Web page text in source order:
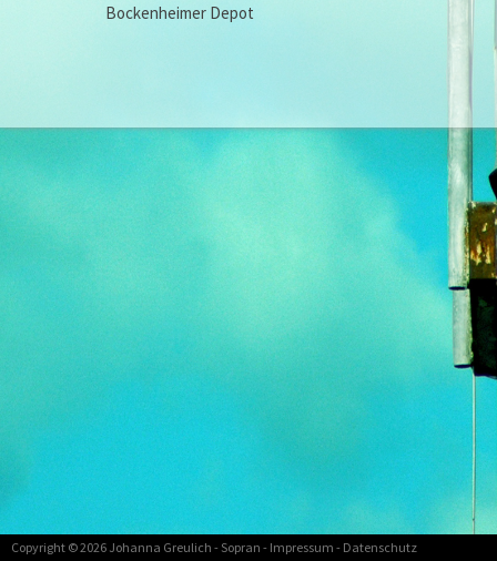
Bockenheimer Depot
Copyright © 2026 Johanna Greulich - Sopran - Impressum - Datenschutz